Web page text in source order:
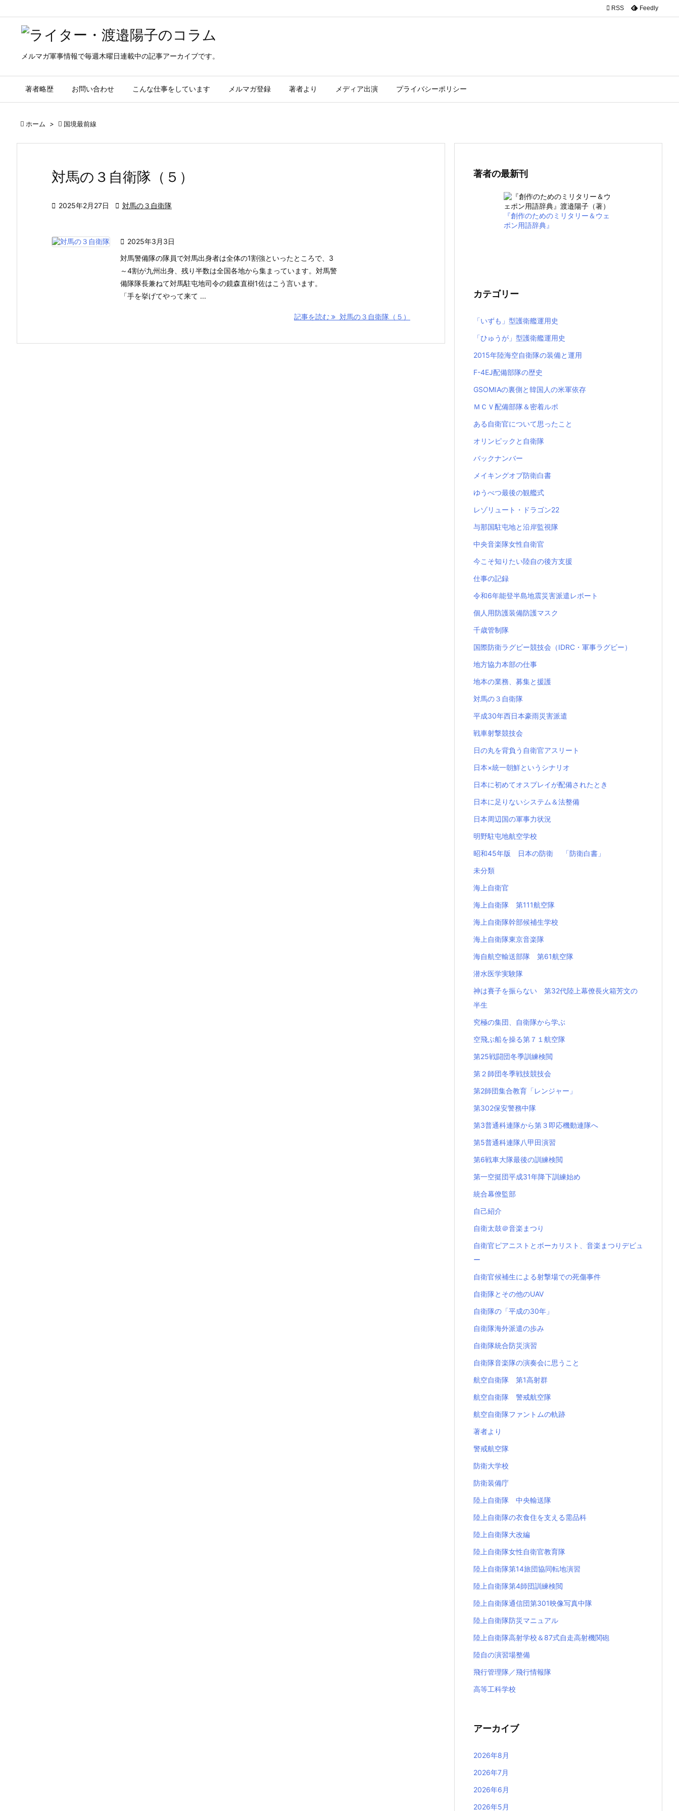
メルマガ軍事情報で毎週木曜日連載中の記事アーカイブです。
著者略歴 お問い合わせ こんな仕事をしています メルマガ登録 著者より メディア出演 プライバシーポリシー
 RSS Feedly
 ホーム >  国境最前線
対馬の３自衛隊（５）
 2025年2月27日  対馬の３自衛隊
 2025年3月3日
対馬警備隊の隊員で対馬出身者は全体の1割強といったところで、3
～4割が九州出身、残り半数は全国各地から集まっています。対馬警
備隊隊長兼ねて対馬駐屯地司令の鏡森直樹1佐はこう言います。
「手を挙げてやって来て ...
記事を読む 対馬の３自衛隊（５）
著者の最新刊
『創作のためのミリタリー＆ウェ
ポン用語辞典』
カテゴリー
「いずも」型護衛艦運用史
「ひゅうが」型護衛艦運用史
2015年陸海空自衛隊の装備と運用
F-4EJ配備部隊の歴史
GSOMIAの裏側と韓国人の米軍依存
ＭＣＶ配備部隊＆密着ルポ
ある自衛官について思ったこと
オリンピックと自衛隊
バックナンバー
メイキングオブ防衛白書
ゆうべつ最後の観艦式
レゾリュート・ドラゴン22
与那国駐屯地と沿岸監視隊
中央音楽隊女性自衛官
今こそ知りたい陸自の後方支援
仕事の記録
令和6年能登半島地震災害派遣レポート
個人用防護装備防護マスク
千歳管制隊
国際防衛ラグビー競技会（IDRC・軍事ラグビー）
地方協力本部の仕事
地本の業務、募集と援護
対馬の３自衛隊
平成30年西日本豪雨災害派遣
戦車射撃競技会
日の丸を背負う自衛官アスリート
日本×統一朝鮮というシナリオ
日本に初めてオスプレイが配備されたとき
日本に足りないシステム＆法整備
日本周辺国の軍事力状況
明野駐屯地航空学校
昭和45年版 日本の防衛 「防衛白書」
未分類
海上自衛官
海上自衛隊 第111航空隊
海上自衛隊幹部候補生学校
海上自衛隊東京音楽隊
海自航空輸送部隊 第61航空隊
潜水医学実験隊
神は賽子を振らない 第32代陸上幕僚長火箱芳文の
半生
究極の集団、自衛隊から学ぶ
空飛ぶ船を操る第７１航空隊
第25戦闘団冬季訓練検閲
第２師団冬季戦技競技会
第2師団集合教育「レンジャー」
第302保安警務中隊
第3普通科連隊から第３即応機動連隊へ
第5普通科連隊八甲田演習
第6戦車大隊最後の訓練検閲
第一空挺団平成31年降下訓練始め
統合幕僚監部
自己紹介
自衛太鼓＠音楽まつり
自衛官ピアニストとボーカリスト、音楽まつりデビュ
ー
自衛官候補生による射撃場での死傷事件
自衛隊とその他のUAV
自衛隊の「平成の30年」
自衛隊海外派遣の歩み
自衛隊統合防災演習
自衛隊音楽隊の演奏会に思うこと
航空自衛隊 第1高射群
航空自衛隊 警戒航空隊
航空自衛隊ファントムの軌跡
著者より
警戒航空隊
防衛大学校
防衛装備庁
陸上自衛隊 中央輸送隊
陸上自衛隊の衣食住を支える需品科
陸上自衛隊大改編
陸上自衛隊女性自衛官教育隊
陸上自衛隊第14旅団協同転地演習
陸上自衛隊第4師団訓練検閲
陸上自衛隊通信団第301映像写真中隊
陸上自衛隊防災マニュアル
陸上自衛隊高射学校＆87式自走高射機関砲
陸自の演習場整備
飛行管理隊／飛行情報隊
高等工科学校
アーカイブ
2026年8月
2026年7月
2026年6月
2026年5月